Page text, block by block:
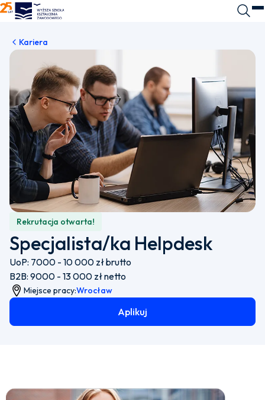
WSKZ - strona główna
Kariera
Rekrutacja otwarta!
Specjalista/ka Helpdesk
UoP: 7000 - 10 000 zł brutto
B2B: ​9000 - 13 000 zł netto​
Miejsce pracy:Wrocław
Aplikuj